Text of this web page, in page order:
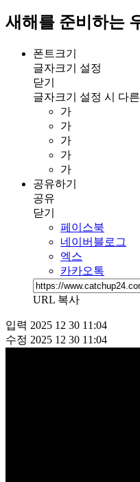
새해를 준비하는
폰트크기
글자크기 설정
닫기
글자크기 설정 시 다
가
가
가
가
가
공유하기
공유
닫기
페이스북
네이버블로그
엑스
카카오톡
URL 복사
입력 2025 12 30 11:04
수정 2025 12 30 11:04